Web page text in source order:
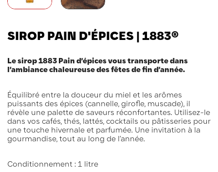
SIROP PAIN D'ÉPICES | 1883®
Le sirop 1883 Pain d’épices vous transporte dans
l’ambiance chaleureuse des fêtes de fin d’année.
Équilibré entre la douceur du miel et les arômes
puissants des épices (cannelle, girofle, muscade), il
révèle une palette de saveurs réconfortantes. Utilisez-le
dans vos cafés, thés, lattés, cocktails ou pâtisseries pour
une touche hivernale et parfumée. Une invitation à la
gourmandise, tout au long de l’année.
Conditionnement : 1 litre